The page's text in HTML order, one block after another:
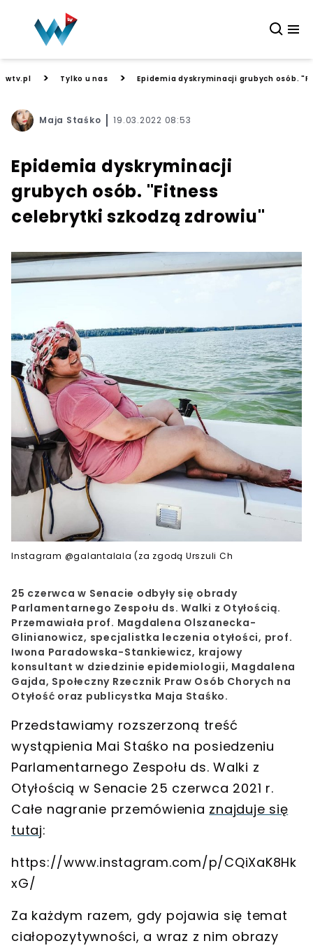
wtv.pl > Tylko u nas > Epidemia dyskryminacji grubych osób.
Maja Staśko 19.03.2022 08:53
Epidemia dyskryminacji
grubych osób. "Fitness
celebrytki szkodzą zdrowiu"
Instagram @galantalala (za zgodą Urszuli Ch
25 czerwca w Senacie odbyły się obrady
Parlamentarnego Zespołu ds. Walki z Otyłością.
Przemawiała prof. Magdalena Olszanecka-
Glinianowicz, specjalistka leczenia otyłości, prof.
Iwona Paradowska-Stankiewicz, krajowy
konsultant w dziedzinie epidemiologii, Magdalena
Gajda, Społeczny Rzecznik Praw Osób Chorych na
Otyłość oraz publicystka Maja Staśko.
Przedstawiamy rozszerzoną treść
wystąpienia Mai Staśko na posiedzeniu
Parlamentarnego Zespołu ds. Walki z
Otyłością w Senacie 25 czerwca 2021 r.
Całe nagranie przemówienia znajduje się
tutaj:
https://www.instagram.com/p/CQiXaK8Hk
xG/
Za każdym razem, gdy pojawia się temat
ciałopozytywności, a wraz z nim obrazy